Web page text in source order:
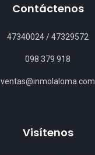
Contáctenos
47340024/47329572
098 379 918
ventas@inmolaloma.com
Visítenos